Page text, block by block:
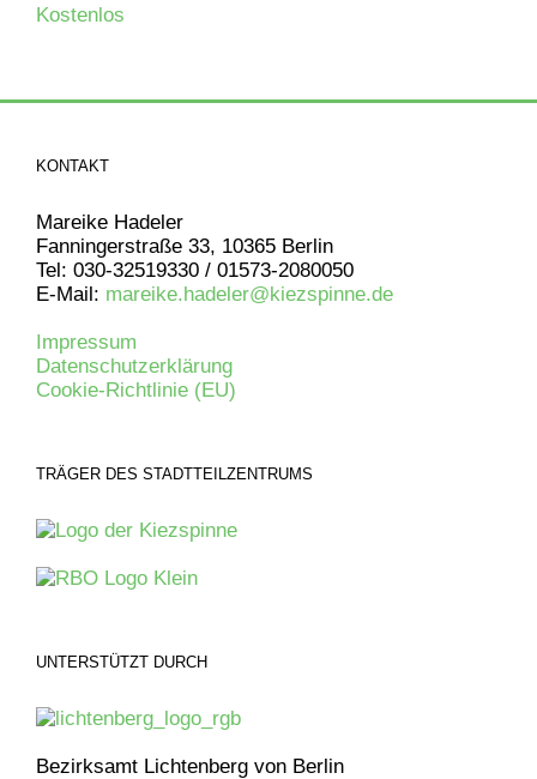
Kostenlos
KONTAKT
Mareike Hadeler
Fanningerstraße 33, 10365 Berlin
Tel: 030-32519330 / 01573-2080050
E-Mail: mareike.hadeler@kiezspinne.de
Impressum
Datenschutzerklärung
Cookie-Richtlinie (EU)
TRÄGER DES STADTTEILZENTRUMS
UNTERSTÜTZT DURCH
Bezirksamt Lichtenberg von Berlin